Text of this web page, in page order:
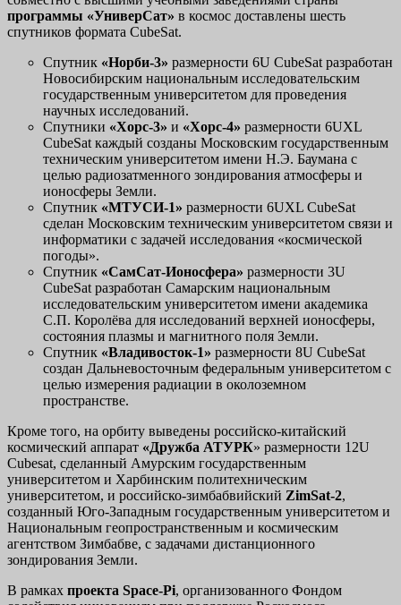
программы «УниверСат» в космос доставлены шесть
спутников формата CubeSat.
Спутник «Норби-3» размерности 6U CubeSat разработан
Новосибирским национальным исследовательским
государственным университетом для проведения
научных исследований.
Спутники «Хорс-3» и «Хорс-4» размерности 6UXL
CubeSat каждый созданы Московским государственным
техническим университетом имени Н.Э. Баумана с
целью радиозатменного зондирования атмосферы и
ионосферы Земли.
Спутник «МТУСИ-1» размерности 6UXL CubeSat
сделан Московским техническим университетом связи и
информатики с задачей исследования «космической
погоды».
Спутник «СамСат-Ионосфера» размерности 3U
CubeSat разработан Самарским национальным
исследовательским университетом имени академика
С.П. Королёва для исследований верхней ионосферы,
состояния плазмы и магнитного поля Земли.
Спутник «Владивосток-1» размерности 8U CubeSat
создан Дальневосточным федеральным университетом с
целью измерения радиации в околоземном
пространстве.
Кроме того, на орбиту выведены российско-китайский
космический аппарат «Дружба АТУРК» размерности 12U
Cubesat, сделанный Амурским государственным
университетом и Харбинским политехническим
университетом, и российско-зимбабвийский ZimSat-2,
созданный Юго-Западным государственным университетом и
Национальным геопространственным и космическим
агентством Зимбабве, с задачами дистанционного
зондирования Земли.
В рамках проекта Space-Pi, организованного Фондом